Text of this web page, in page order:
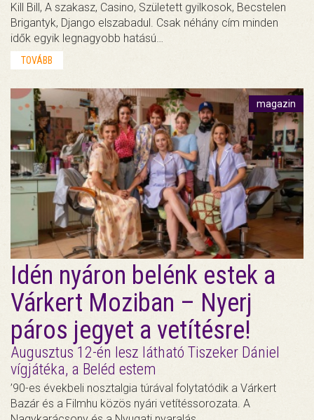
Kill Bill, A szakasz, Casino, Született gyilkosok, Becstelen
Brigantyk, Django elszabadul. Csak néhány cím minden
idők egyik legnagyobb hatású…
TOVÁBB
magazin
Idén nyáron belénk estek a
Várkert Moziban – Nyerj
páros jegyet a vetítésre!
Augusztus 12-én lesz látható Tiszeker Dániel
vígjátéka, a Beléd estem
’90-es évekbeli nosztalgia túrával folytatódik a Várkert
Bazár és a Filmhu közös nyári vetítéssorozata. A